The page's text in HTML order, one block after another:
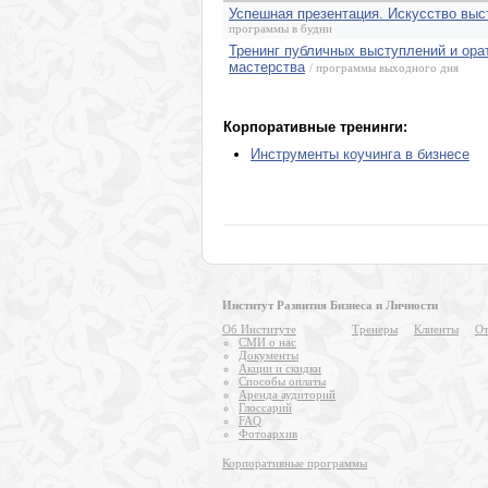
Успешная презентация. Искусство
программы в будни
Тренинг публичных выступлений и
мастерства / программы выходного дня
Корпоративные тренинги:
Инструменты коучинга в бизнесе
Институт Развития Бизнеса и Личности
Об Институте
СМИ о нас
Документы
Акции и скидки
Способы оплаты
Аренда аудиторий
Глоссарий
FAQ
Фотоархив
Тренеры Клиенты
Корпоративные программы